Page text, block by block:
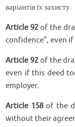
варіантів їх захисту.
Article 92of the
confidence”, even
Article 92of the
even if this deed
employer.
Article 158of the
without their